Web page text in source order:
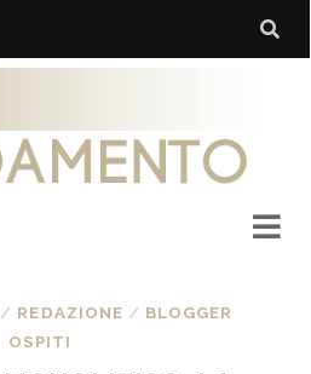
/ REDAZIONE / BLOGGER
OSPITI